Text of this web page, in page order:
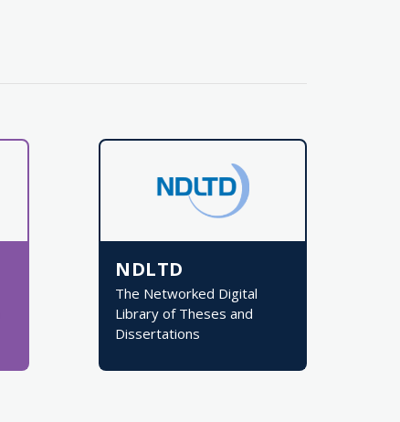
NDLTD
The Networked Digital
Library of Theses and
Dissertations